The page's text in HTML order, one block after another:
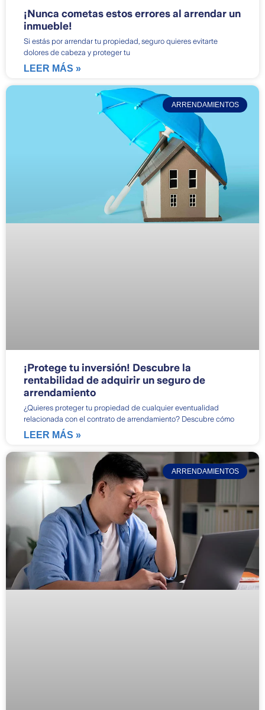
¡Nunca cometas estos errores al arrendar un
inmueble!
Si estás por arrendar tu propiedad, seguro quieres evitarte
dolores de cabeza y proteger tu
LEER MÁS »
ARRENDAMIENTOS
¡Protege tu inversión! Descubre la
rentabilidad de adquirir un seguro de
arrendamiento
¿Quieres proteger tu propiedad de cualquier eventualidad
relacionada con el contrato de arrendamiento? Descubre cómo
LEER MÁS »
ARRENDAMIENTOS